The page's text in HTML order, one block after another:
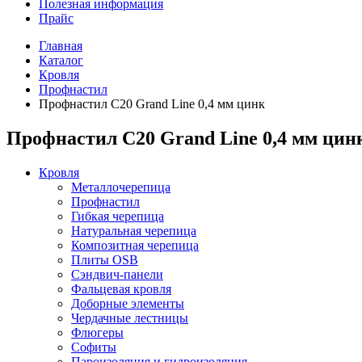
Полезная информация
Прайс
Главная
Каталог
Кровля
Профнастил
Профнастил С20 Grand Line 0,4 мм цинк
Профнастил С20 Grand Line 0,4 мм
Кровля
Металлочерепица
Профнастил
Гибкая черепица
Натуральная черепица
Композитная черепица
Плиты OSB
Сэндвич-панели
Фальцевая кровля
Доборные элементы
Чердачные лестницы
Флюгеры
Софиты